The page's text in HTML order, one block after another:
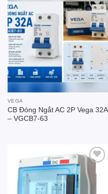
Add to
wishlist
VEGA
CB Đóng Ngắt AC 2P Vega 32A
– VGCB7-63
Add to
wishlist